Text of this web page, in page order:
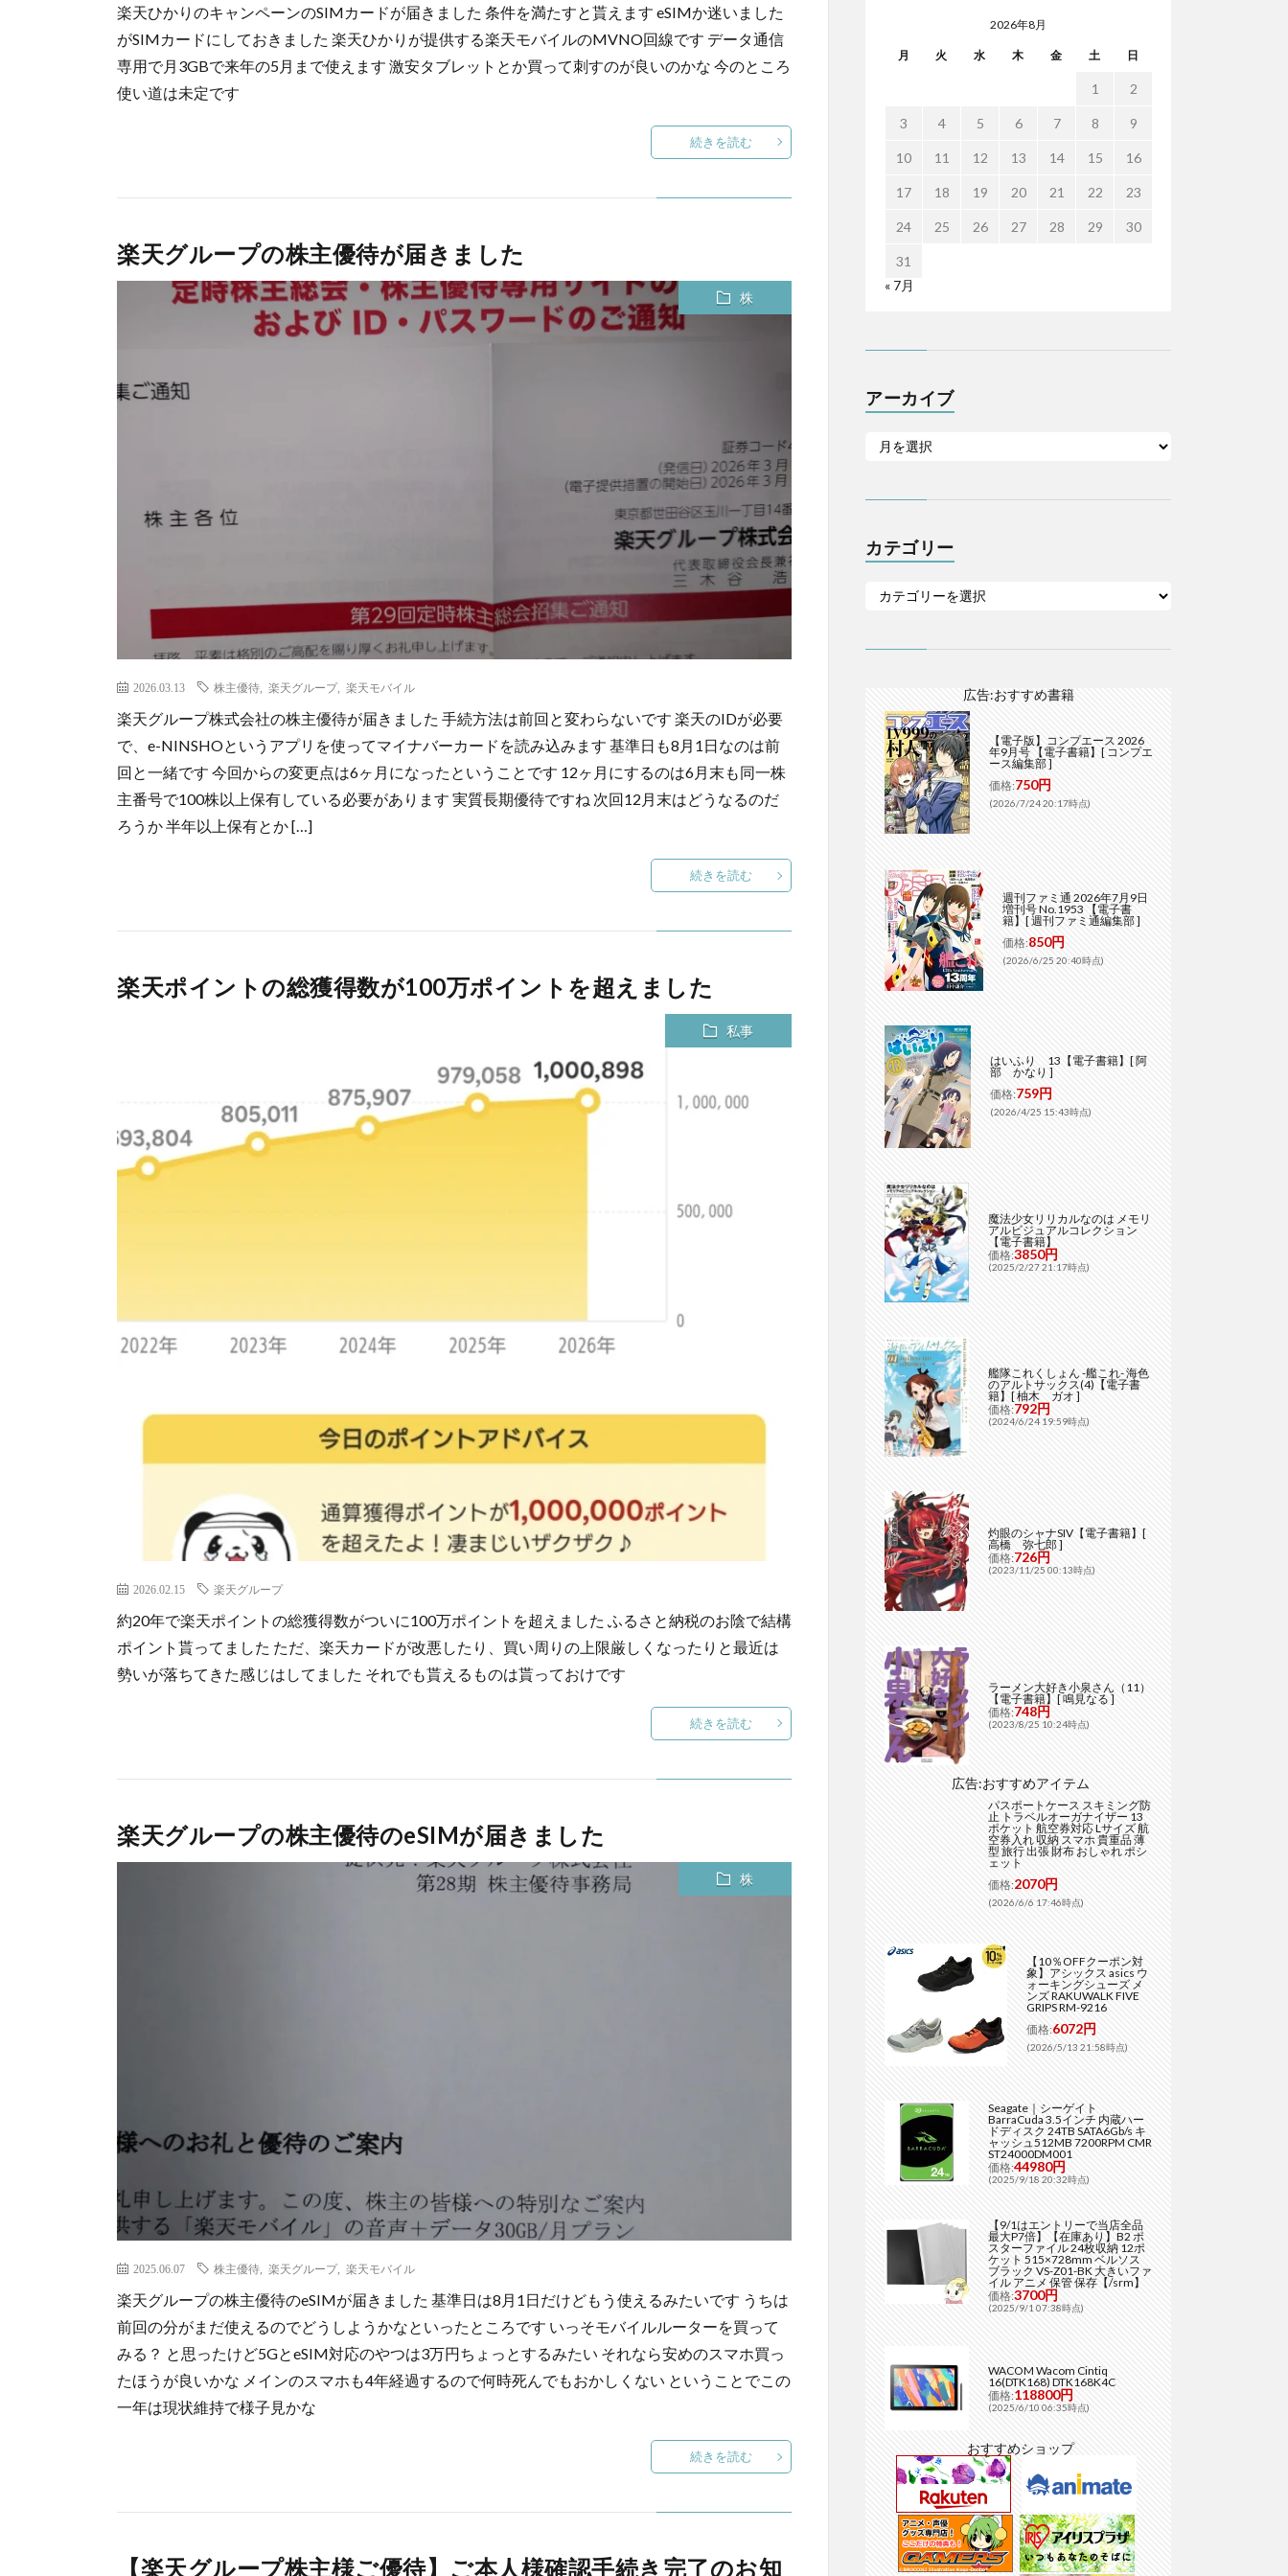
楽天ひかりのキャンペーンのSIMカードが届きました 条件を満たすと貰えます eSIMか迷いました
がSIMカードにしておきました 楽天ひかりが提供する楽天モバイルのMVNO回線です データ通信
専用で月3GBで来年の5月まで使えます 激安タブレットとか買って刺すのが良いのかな 今のところ
使い道は未定です
続きを読む
楽天グループの株主優待が届きました
株
2026.03.13 株主優待 楽天グループ, 楽天モバイル
楽天グループ株式会社の株主優待が届きました 手続方法は前回と変わらないです 楽天のIDが必要
で、e-NINSHOというアプリを使ってマイナバーカードを読み込みます 基準日も8月1日なのは前
回と一緒です 今回からの変更点は6ヶ月になったということです 12ヶ月にするのは6月末も同一株
主番号で100株以上保有している必要があります 実質長期優待ですね 次回12月末はどうなるのだ
ろうか 半年以上保有とか […]
続きを読む
楽天ポイントの総獲得数が100万ポイントを超えました
私事
2026.02.15 楽天グループ
約20年で楽天ポイントの総獲得数がついに100万ポイントを超えました ふるさと納税のお陰で結構
ポイント貰ってました ただ、楽天カードが改悪したり、買い周りの上限厳しくなったりと最近は
勢いが落ちてきた感じはしてました それでも貰えるものは貰っておけです
続きを読む
楽天グループの株主優待のeSIMが届きました
株
2025.06.07 株主優待 楽天グループ, 楽天モバイル
楽天グループの株主優待のeSIMが届きました 基準日は8月1日だけどもう使えるみたいです うちは
前回の分がまだ使えるのでどうしようかなといったところです いっそモバイルルーターを買って
みる？ と思ったけど5GとeSIM対応のやつは3万円ちょっとするみたい それなら安めのスマホ買っ
たほうが良いかな メインのスマホも4年経過するので何時死んでもおかしくない ということでこの
一年は現状維持で様子見かな
続きを読む
【楽天グループ株主様ご優待】ご本人様確認手続き完了のお知
2026年8月
月 火 水 木 金 土 日
1 2
3 4 5 6 7 8 9
10 11 12 13 14 15 16
17 18 19 20 21 22 23
24 25 26 27 28 29 30
31
« 7月
アーカイブ
カテゴリー
広告:おすすめ書籍
【電子版】コンプエース 2026
年9月号 【電子書籍】[ コンプエ
ース編集部 ]
価格:750円
(2026/7/24 20:17時点)
週刊ファミ通 2026年7月9日
増刊号 No.1953 【電子書
籍】[ 週刊ファミ通編集部 ]
価格:850円
(2026/6/25 20:40時点)
はいふり 13【電子書籍】[ 阿
部 かなり ]
価格:759円
(2026/4/25 15:43時点)
魔法少女リリカルなのは メモリ
アルビジュアルコレクション
【電子書籍】
価格:3850円
(2025/2/27 21:17時点)
艦隊これくしょん -艦これ- 海色
のアルトサックス(4)【電子書
籍】[ 柚木 ガオ ]
価格:792円
(2024/6/24 19:59時点)
灼眼のシャナSIV【電子書籍】[
高橋 弥七郎 ]
価格:726円
(2023/11/25 00:13時点)
ラーメン大好き小泉さん（11）
【電子書籍】[ 鳴見なる ]
価格:748円
(2023/8/25 10:24時点)
広告:おすすめアイテム
パスポートケース スキミング防
止 トラベルオーガナイザー 13
ポケット 航空券対応 Lサイズ 航
空券入れ 収納 スマホ 貴重品 薄
型 旅行 出張 財布 おしゃれ ポシ
ェット
価格:2070円
(2026/6/6 17:46時点)
【10％OFFクーポン対
象】アシックス asics ウ
ォーキングシューズ メ
ンズ RAKUWALK FIVE
GRIPS RM-9216
価格:6072円
(2026/5/13 21:58時点)
Seagate｜シーゲイト
BarraCuda 3.5インチ 内蔵ハー
ドディスク 24TB SATA6Gb/s キ
ャッシュ512MB 7200RPM CMR
ST24000DM001
価格:44980円
(2025/9/18 20:32時点)
【9/1はエントリーで当店全品
最大P7倍】【在庫あり】B2 ポ
スターファイル 24枚収納 12ポ
ケット 515×728mm ベルソス
ブラック VS-Z01-BK 大きいファ
イル アニメ 保管 保存【/srm】
価格:3700円
(2025/9/1 07:38時点)
WACOM Wacom Cintiq
16(DTK168) DTK168K4C
価格:118800円
(2025/6/10 06:35時点)
おすすめショップ